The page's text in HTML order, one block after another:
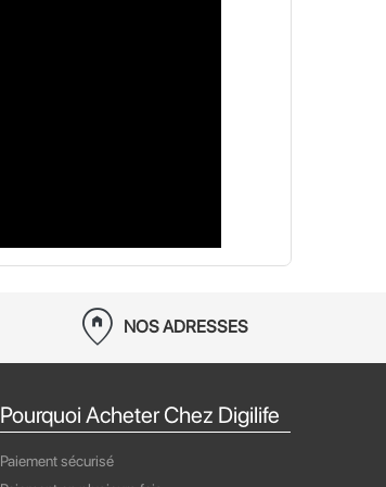
home_pin NOS ADRESSES
Pourquoi Acheter Chez Digilife
Paiement sécurisé